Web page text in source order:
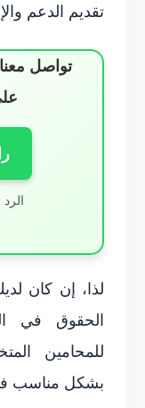
تقديم الدعم
تواصل
لذا، إن كان
الحقوق في
للمحامين
بشكل مناسب